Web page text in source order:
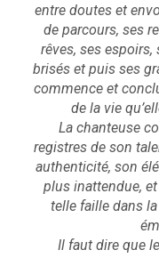
entre doutes et
de parcours, ses
rêves, ses espoirs,
brisés et puis ses
commence et
de la vie
La chanteuse
registres de son
authenticité, son
plus inattendue,
telle faille dans
Il faut dire que